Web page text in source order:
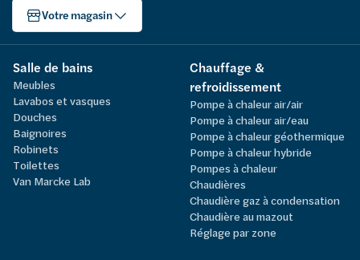
Votre magasin
Salle de bains
Meubles
Lavabos et vasques
Douches
Baignoires
Robinets
Toilettes
Van Marcke Lab
Chauffage &
refroidissement
Pompe à chaleur air/air
Pompe à chaleur air/eau
Pompe à chaleur géothermique
Pompe à chaleur hybride
Pompes à chaleur
Chaudières
Chaudière gaz à condensation
Chaudière au mazout
Réglage par zone